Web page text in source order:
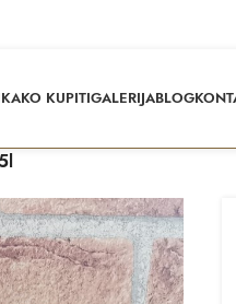
KAKO KUPITIGALERIJABLOG